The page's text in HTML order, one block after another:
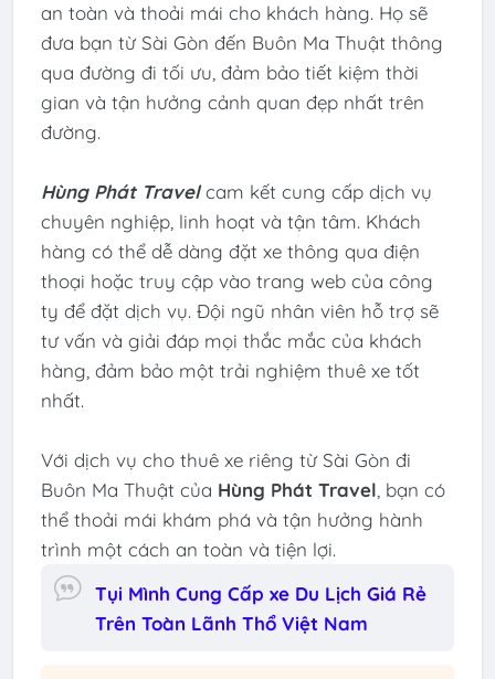
an toàn và thoải mái cho khách hàng. Họ sẽ
đưa bạn từ Sài Gòn đến Buôn Ma Thuật thông
qua đường đi tối ưu, đảm bảo tiết kiệm thời
gian và tận hưởng cảnh quan đẹp nhất trên
đường.
Hùng Phát Travelcam kết cung cấp dịch vụ
chuyên nghiệp, linh hoạt và tận tâm. Khách
hàng có thể dễ dàng đặt xe thông qua điện
thoại hoặc truy cập vào trang web của công
ty để đặt dịch vụ. Đội ngũ nhân viên hỗ trợ sẽ
tư vấn và giải đáp mọi thắc mắc của khách
hàng, đảm bảo một trải nghiệm thuê xe tốt
nhất.
Với dịch vụ cho thuê xe riêng từ Sài Gòn đi
Buôn Ma Thuật của Hùng Phát Travel, bạn có
thể thoải mái khám phá và tận hưởng hành
trình một cách an toàn và tiện lợi.
Tụi Mình Cung Cấp xe Du Lịch Giá Rẻ
Trên Toàn Lãnh Thổ Việt Nam